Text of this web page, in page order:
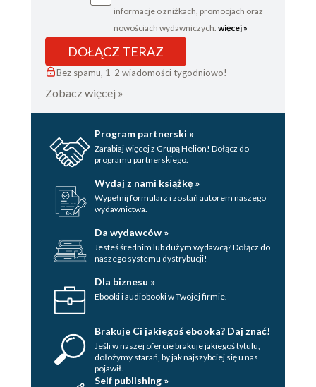
36. Ola
37. Dorota
38. Ola
40. Ola
42. Dorota
44. Beata
46. Ola
48. Ola
49. Dorota
informacje o zniżkach, promocjach oraz
nowościach wydawniczych. więcej »
DOŁĄCZ TERAZ
Bez spamu, 1-2 wiadomości tygodniowo!
Zobacz więcej »
Program partnerski »
Zarabiaj więcej z Grupą Helion! Dołącz do
programu partnerskiego.
Wydaj z nami książkę »
Wypełnij formularz i zostań autorem naszego
wydawnictwa.
Da wydawców »
Jesteś średnim lub dużym wydawcą? Dołącz do
naszego systemu dystrybucji!
Dla biznesu »
Ebooki i audiobooki w Twojej firmie.
Brakuje Ci jakiegoś ebooka? Daj znać!
Jeśli w naszej ofercie brakuje jakiegoś tytulu,
dołożymy starań, by jak najszybciej się u nas
pojawił.
Self publishing »